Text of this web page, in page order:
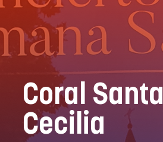
Coral Santa
Cecilia